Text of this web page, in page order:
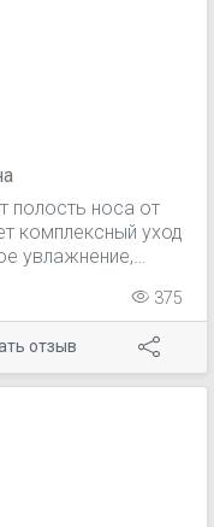
полость носа от
комплексный уход
увлажнение,
375
отзыв